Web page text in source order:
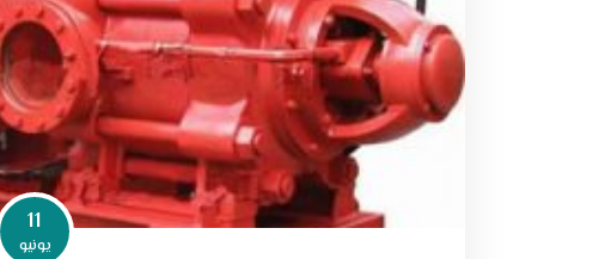
11
يونيو